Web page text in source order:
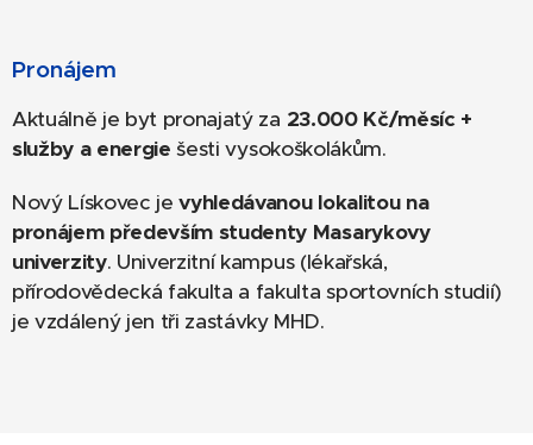
Pronájem
Aktuálně je byt pronajatý za 23.000 Kč/měsíc +
služby a energiešesti vysokoškolákům.
Nový Lískovec jevyhledávanou lokalitou na
pronájem především studenty Masarykovy
univerzity. Univerzitní kampus (lékařská,
přírodovědecká fakulta a fakulta sportovních studií)
je vzdálený jen tři zastávky MHD.